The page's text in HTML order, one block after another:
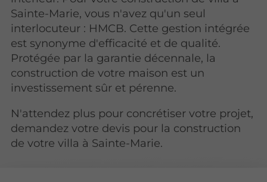
Sainte-Marie, vous n'avez qu'un seul
interlocuteur : HMCB. Cette gestion intégrée
est synonyme d'efficacité et de qualité.
Protégée par la garantie décennale, la
construction de votre maison est un
investissement sûr et pérenne.
N'attendez plus pour concrétiser votre projet,
demandez votre devis pour la construction
de votre villa à Sainte-Marie.